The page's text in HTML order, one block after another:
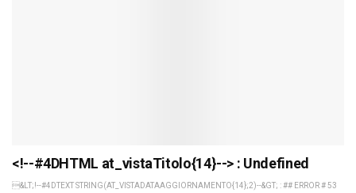
<!--#4DHTML at_vistaTitolo{14}--> : Undefined
&LT;!--#4DTEXT STRING(AT_VISTADATAAGGIORNAMENTO{14};2)--&GT; : ## ERROR # 53